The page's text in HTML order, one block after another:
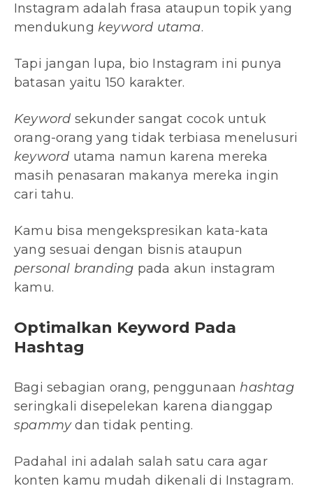
Instagram adalah frasa ataupun topik yang
mendukung keyword utama.
Tapi jangan lupa, bio Instagram ini punya
batasan yaitu 150 karakter.
Keyword sekunder sangat cocok untuk
orang-orang yang tidak terbiasa menelusuri
keyword utama namun karena mereka
masih penasaran makanya mereka ingin
cari tahu.
Kamu bisa mengekspresikan kata-kata
yang sesuai dengan bisnis ataupun
personal branding pada akun instagram
kamu.
Optimalkan Keyword Pada
Hashtag
Bagi sebagian orang, penggunaan hashtag
seringkali disepelekan karena dianggap
spammydan tidak penting.
Padahal ini adalah salah satu cara agar
konten kamu mudah dikenali di Instagram.